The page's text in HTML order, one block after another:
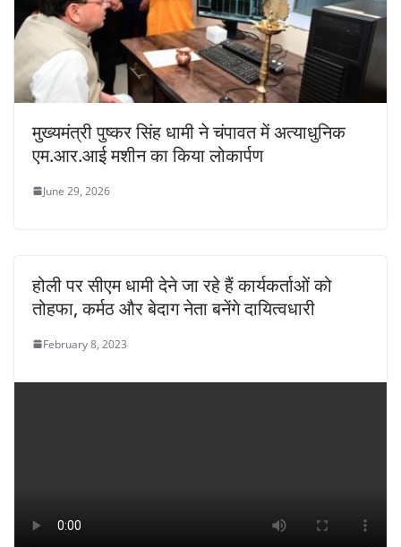
मुख्यमंत्री पुष्कर सिंह धामी ने चंपावत में अत्याधुनिक
एम.आर.आई मशीन का किया लोकार्पण
June 29, 2026
होली पर सीएम धामी देने जा रहे हैं कार्यकर्ताओं को
तोहफा, कर्मठ और बेदाग नेता बनेंगे दायित्वधारी
February 8, 2023